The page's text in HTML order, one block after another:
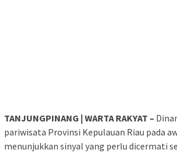
TANJUNGPINANG | WARTA RAKYAT –
pariwisata Provinsi Kepulauan Riau pada
menunjukkan sinyal yang perlu dicermati